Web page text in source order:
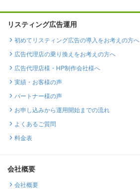
リスティング広告運用
初めてリスティング広告の導入をお考えの方へ
広告代理店の乗り換えをお考えの方へ
広告代理店様・HP制作会社様へ
実績・お客様の声
パートナー様の声
お申し込みから運用開始までの流れ
よくあるご質問
料金表
会社概要
会社概要